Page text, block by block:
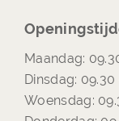
Maandag:
Dinsdag:
Woensdag: